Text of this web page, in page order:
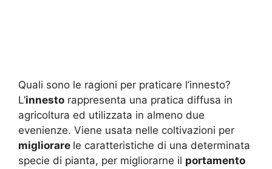
Quali sono le ragioni per praticare l’innesto?
L’innesto rappresenta una pratica diffusa in
agricoltura ed utilizzata in almeno due
evenienze. Viene usata nelle coltivazioni per
migliorare le caratteristiche di una determinata
specie di pianta, per migliorarne il portamento